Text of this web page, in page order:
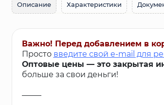
Описание Характеристики
Важно! Перед добавлением в
Просто введите свой e-mail для
Оптовые цены — это закрытая
больше за свои деньги!